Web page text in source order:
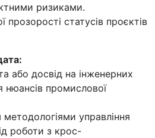
ризиками.
прозорості статусів проєктів
або досвід на інженерних
нюансів промислової
методологіями управління
роботи з крос-